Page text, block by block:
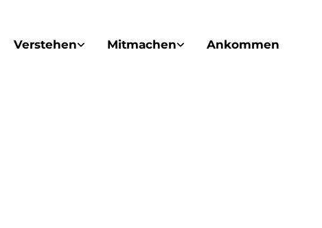
Verstehen Mitmachen Ankommen